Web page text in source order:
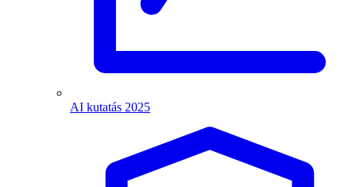
AI kutatás 2025